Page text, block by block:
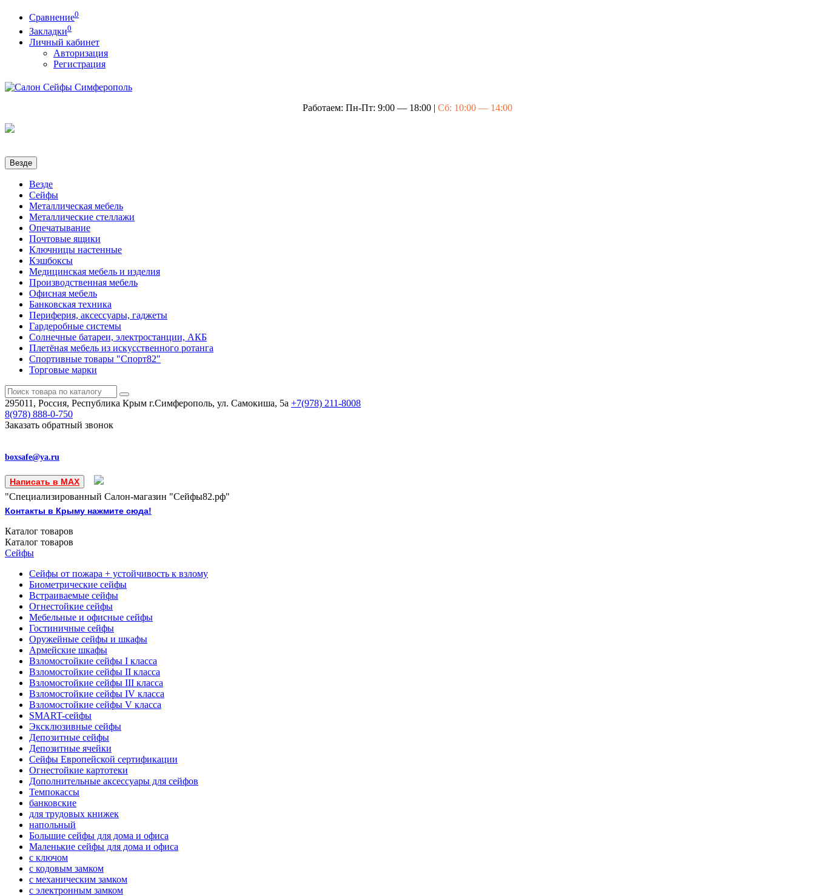
Сравнение0
Закладки0
Личный кабинет
Авторизация
Регистрация
Работаем: Пн-Пт: 9:00 — 18:00 | Сб: 10:00 — 14:00
Везде
Везде
Сейфы
Металлическая мебель
Металлические стеллажи
Опечатывание
Почтовые ящики
Ключницы настенные
Кэшбоксы
Медицинская мебель и изделия
Производственная мебель
Офисная мебель
Банковская техника
Периферия, аксессуары, гаджеты
Гардеробные системы
Солнечные батареи, электростанции, АКБ
Плетёная мебель из искусственного ротанга
Спортивные товары "Спорт82"
Торговые марки
295011, Россия, Республика Крым г.Симферополь, ул. Самокиша, 5а +7(978) 211-8008
8(978) 888-0-750
Заказать обратный звонок
boxsafe@ya.ru
Написать в MAX
"Специализированный Салон-магазин "Сейфы82.рф"
Контакты в Крыму нажмите сюда!
Каталог товаров
Каталог товаров
Сейфы
Сейфы от пожара + устойчивость к взлому
Биометрические сейфы
Встраиваемые сейфы
Огнестойкие сейфы
Мебельные и офисные сейфы
Гостиничные сейфы
Оружейные сейфы и шкафы
Армейские шкафы
Взломостойкие сейфы I класса
Взломостойкие сейфы II класса
Взломостойкие сейфы III класса
Взломостойкие сейфы IV класса
Взломостойкие сейфы V класса
SMART-сейфы
Эксклюзивные сейфы
Депозитные сейфы
Депозитные ячейки
Сейфы Европейской сертификации
Огнестойкие картотеки
Дополнительные аксессуары для сейфов
Темпокассы
банковские
для трудовых книжек
напольный
Большие сейфы для дома и офиса
Маленькие сейфы для дома и офиса
с ключом
с кодовым замком
с механическим замком
с электронным замком